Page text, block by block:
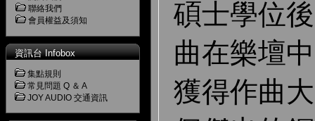
聯絡我們
會員權益及須知
資訊台 Infobox
集點規則
常見問題 Q ＆ A
JOY AUDIO 交通資訊
碩士學位
曲在樂壇
獲得作曲